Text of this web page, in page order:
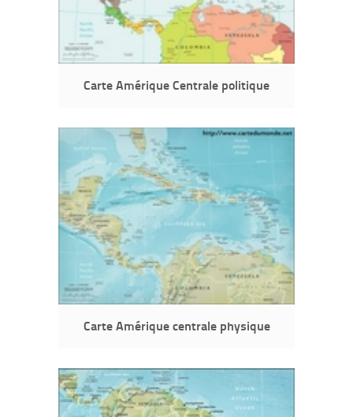
Carte Amérique Centrale politique
Carte Amérique centrale physique